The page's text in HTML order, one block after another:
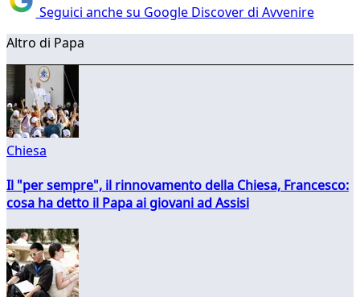
Seguici anche su Google Discover di Avvenire
Altro di Papa
Chiesa
Il "per sempre", il rinnovamento della Chiesa, Francesco:
cosa ha detto il Papa ai giovani ad Assisi